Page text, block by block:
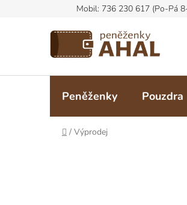
Peněženky Pouzdra
Domů
/ Výprodej